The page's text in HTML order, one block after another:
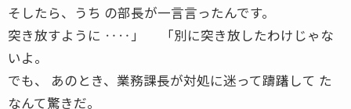
そしたら、うち の部長が一言言ったんです。
突き放すように ‥‥」 「別に突き放したわけじゃな
いよ。
でも、 あのとき、業務課長が対処に迷って躊躇して た
なんて驚きだ。